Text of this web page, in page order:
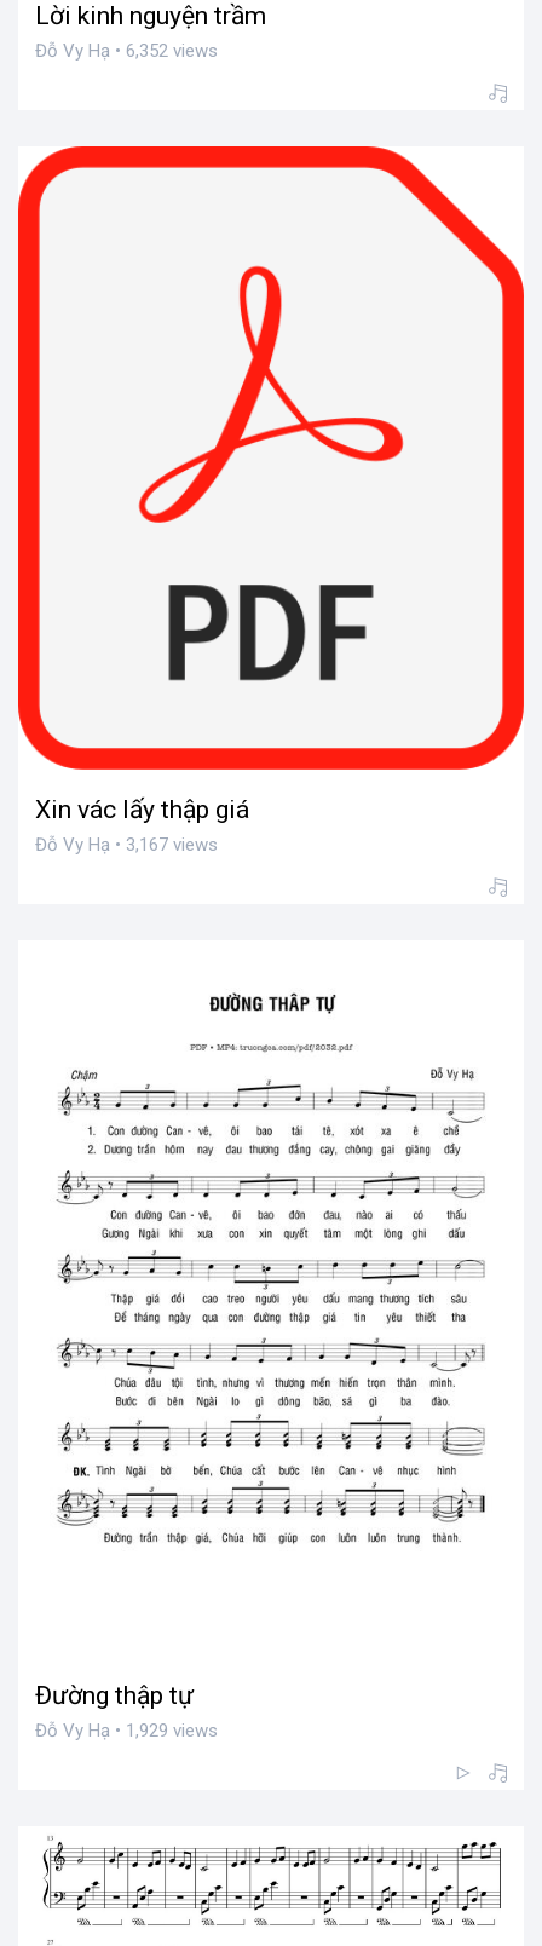
Lời kinh nguyện trầm
Đỗ Vy Hạ • 6,352 views
Xin vác lấy thập giá
Đỗ Vy Hạ • 3,167 views
Đường thập tự
Đỗ Vy Hạ • 1,929 views